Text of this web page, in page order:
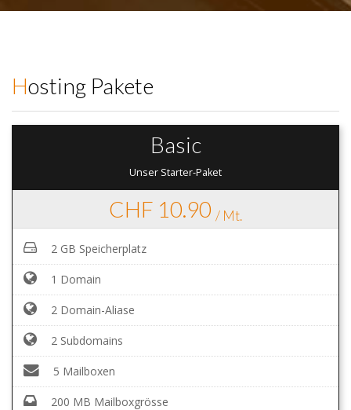
Hosting Pakete
Basic
Unser Starter-Paket
CHF 10.90 / Mt.
2 GB Speicherplatz
1 Domain
2 Domain-Aliase
2 Subdomains
5 Mailboxen
200 MB Mailboxgrösse